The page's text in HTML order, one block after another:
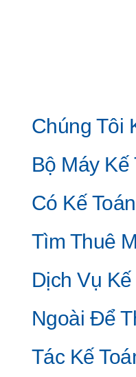
Chúng Tôi
Bộ Máy Kế
Có Kế
Tìm Thuê
Dịch Vụ
Ngoài Để
Tác Kế